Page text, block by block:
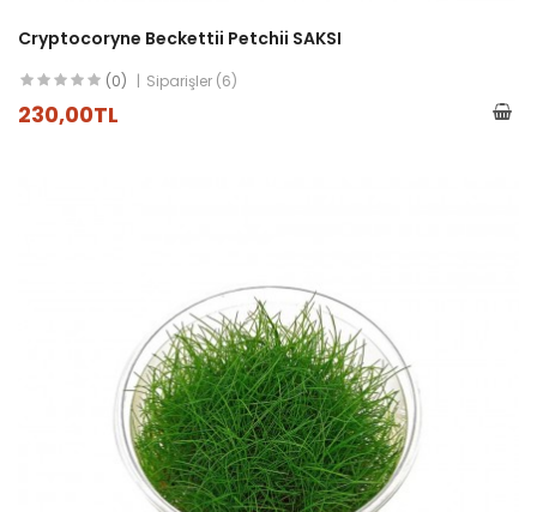
Cryptocoryne Beckettii Petchii SAKSI
(0) Siparişler (6)
230,00TL